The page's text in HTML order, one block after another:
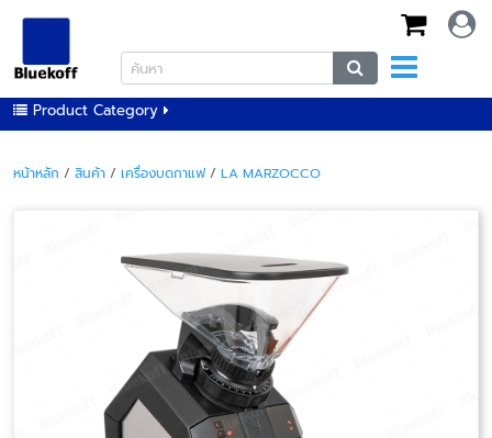
Product Category
หน้าหลัก / สินค้า / เครื่องบดกาแฟ/ LA MARZOCCO